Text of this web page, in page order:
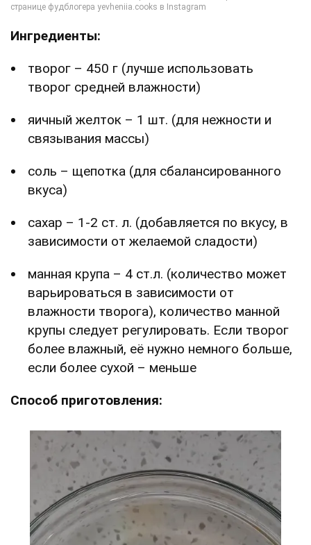
Ингредиенты:
творог – 450 г (лучше использовать
творог средней влажности)
яичный желток – 1 шт. (для нежности и
связывания массы)
соль – щепотка (для сбалансированного
вкуса)
сахар – 1-2 ст. л. (добавляется по вкусу, в
зависимости от желаемой сладости)
манная крупа – 4 ст.л. (количество может
варьироваться в зависимости от
влажности творога), количество манной
крупы следует регулировать. Если творог
более влажный, её нужно немного больше,
если более сухой – меньше
Способ приготовления: